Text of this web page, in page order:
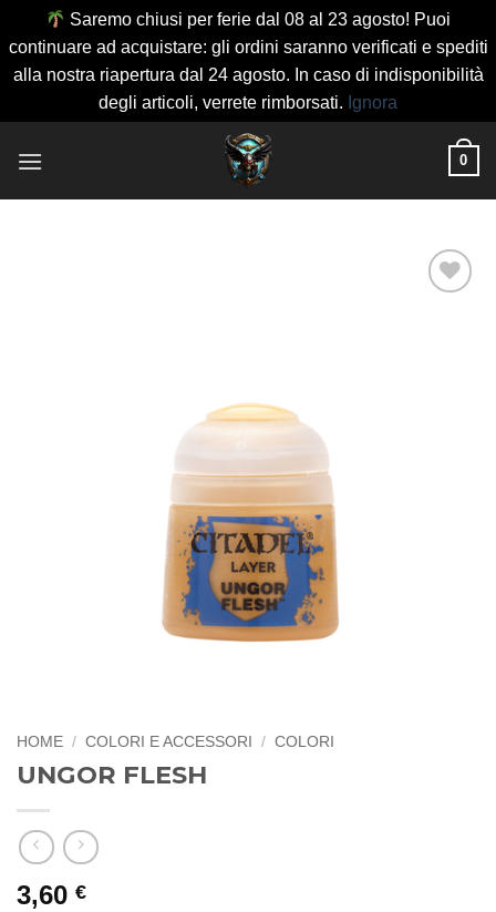
Saremo chiusi per ferie dal 08 al 23 agosto! Puoi
continuare ad acquistare: gli ordini saranno verificati e spediti
alla nostra riapertura dal 24 agosto. In caso di indisponibilità
degli articoli, verrete rimborsati. Ignora
0
HOME / COLORI E ACCESSORI / COLORI
UNGOR FLESH
3,60 €